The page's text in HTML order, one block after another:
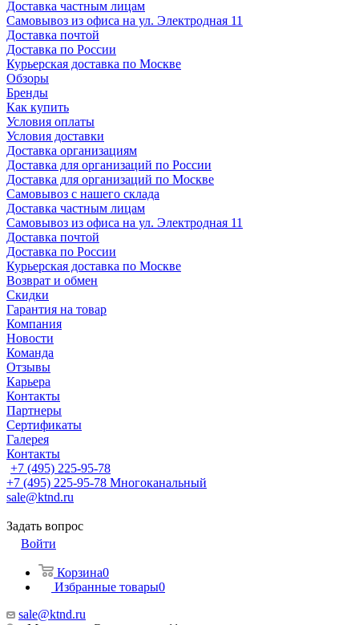
Доставка частным лицам
Самовывоз из офиса на ул. Электродная 11
Доставка почтой
Доставка по России
Курьерская доставка по Москве
Обзоры
Бренды
Как купить
Условия оплаты
Условия доставки
Доставка организациям
Доставка для организаций по России
Доставка для организаций по Москве
Самовывоз с нашего склада
Доставка частным лицам
Самовывоз из офиса на ул. Электродная 11
Доставка почтой
Доставка по России
Курьерская доставка по Москве
Возврат и обмен
Скидки
Гарантия на товар
Компания
Новости
Команда
Отзывы
Карьера
Контакты
Партнеры
Сертификаты
Галерея
Контакты
+7 (495) 225-95-78
+7 (495) 225-95-78 Многоканальный
sale@ktnd.ru
Задать вопрос
Войти
Корзина0
Избранные товары0
sale@ktnd.ru